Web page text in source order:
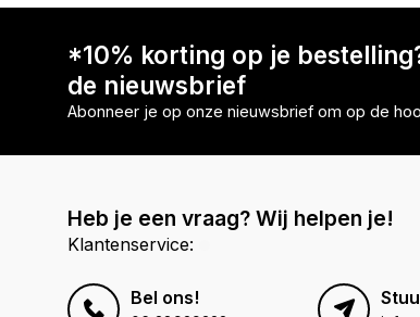
*10% korting op je
de nieuwsbrief
Abonneer je op onze nieuwsbrief om op de
Heb je een vraag? Wij helpen je!
Klantenservice:
Bel ons!